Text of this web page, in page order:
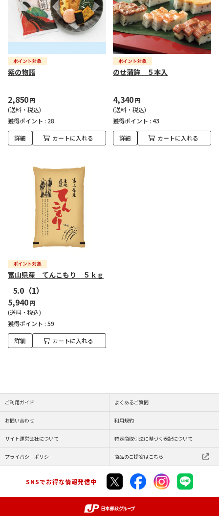
紫の物語
2,850円
(送料・税込)
獲得ポイント : 28
詳細 カートに入れる
のせ蒲鉾 ５本入
4,340円
(送料・税込)
獲得ポイント : 43
詳細 カートに入れる
富山県産 てんこもり ５ｋｇ
5.0 （1）
5,940円
(送料・税込)
獲得ポイント : 59
詳細 カートに入れる
ご利用ガイド よくあるご質問
お問い合わせ 利用規約
サイト運営会社について 特定商取引法に基づく表記について
プライバシーポリシー 商品のご提案はこちら
SNSでお得な情報発信中